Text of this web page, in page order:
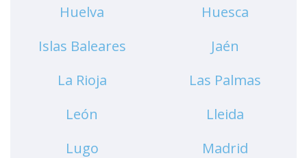
Huelva
Huesca
Islas Baleares
Jaén
La Rioja
Las Palmas
León
Lleida
Lugo
Madrid